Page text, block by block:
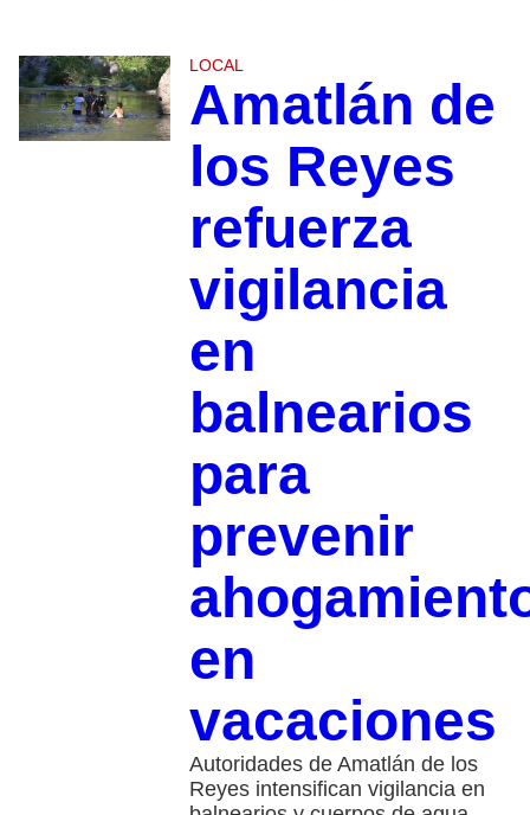
LOCAL
Amatlán de
los Reyes
refuerza
vigilancia
en
balnearios
para
prevenir
en
vacaciones
Autoridades de Amatlán de los
Reyes intensifican vigilancia en